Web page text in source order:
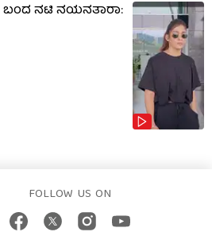
ಬಂದ ನಟಿ ನಯನತಾರಾ:
FOLLOW US ON